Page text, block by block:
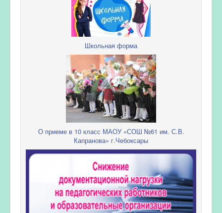
Школьная форма
О приеме в 10 класс МАОУ «СОШ №61 им. С.В.
Капранова» г.Чебоксары